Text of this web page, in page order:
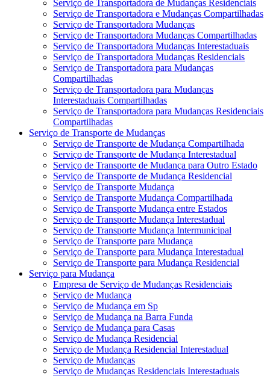
Serviço de Transportadora de Mudanças Residenciais
Serviço de Transportadora e Mudanças Compartilhadas
Serviço de Transportadora Mudanças
Serviço de Transportadora Mudanças Compartilhadas
Serviço de Transportadora Mudanças Interestaduais
Serviço de Transportadora Mudanças Residenciais
Serviço de Transportadora para Mudanças
Compartilhadas
Serviço de Transportadora para Mudanças
Interestaduais Compartilhadas
Serviço de Transportadora para Mudanças Residenciais
Compartilhadas
Serviço de Transporte de Mudanças
Serviço de Transporte de Mudança Compartilhada
Serviço de Transporte de Mudança Interestadual
Serviço de Transporte de Mudança para Outro Estado
Serviço de Transporte de Mudança Residencial
Serviço de Transporte Mudança
Serviço de Transporte Mudança Compartilhada
Serviço de Transporte Mudança entre Estados
Serviço de Transporte Mudança Interestadual
Serviço de Transporte Mudança Intermunicipal
Serviço de Transporte para Mudança
Serviço de Transporte para Mudança Interestadual
Serviço de Transporte para Mudança Residencial
Serviço para Mudança
Empresa de Serviço de Mudanças Residenciais
Serviço de Mudança
Serviço de Mudança em Sp
Serviço de Mudança na Barra Funda
Serviço de Mudança para Casas
Serviço de Mudança Residencial
Serviço de Mudança Residencial Interestadual
Serviço de Mudanças
Serviço de Mudanças Residenciais Interestaduais